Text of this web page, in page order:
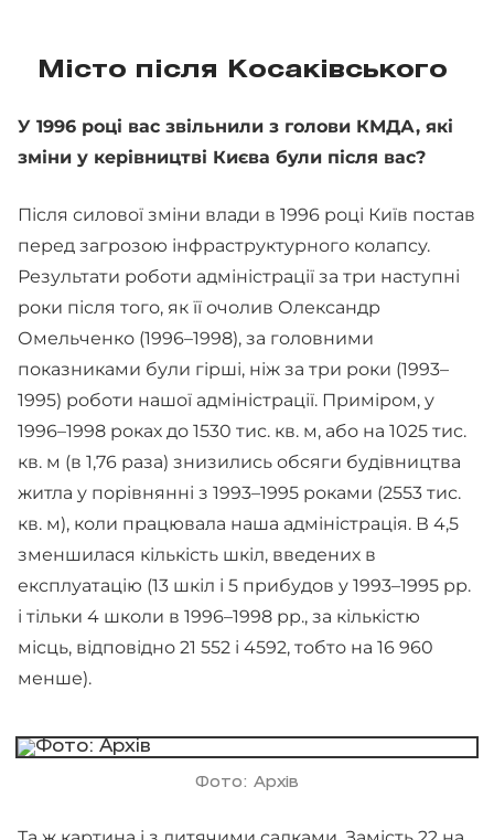
Місто після Косаківського
У 1996 році вас звільнили з голови КМДА, які
зміни у керівництві Києва були після вас?
Після силової зміни влади в 1996 році Київ постав
перед загрозою інфраструктурного колапсу.
Результати роботи адміністрації за три наступні
роки після того, як її очолив Олександр
Омельченко (1996–1998), за головними
показниками були гірші, ніж за три роки (1993–
1995) роботи нашої адміністрації. Приміром, у
1996–1998 роках до 1530 тис. кв. м, або на 1025 тис.
кв. м (в 1,76 раза) знизились обсяги будівництва
житла у порівнянні з 1993–1995 роками (2553 тис.
кв. м), коли працювала наша адміністрація. В 4,5
зменшилася кількість шкіл, введених в
експлуатацію (13 шкіл і 5 прибудов у 1993–1995 рр.
і тільки 4 школи в 1996–1998 рр., за кількістю
місць, відповідно 21 552 і 4592, тобто на 16 960
менше).
Фото: Архів